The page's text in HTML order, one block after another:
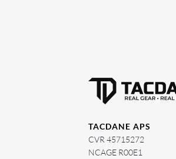
TACDANE APS
CVR 45715272
NCAGE R00E1